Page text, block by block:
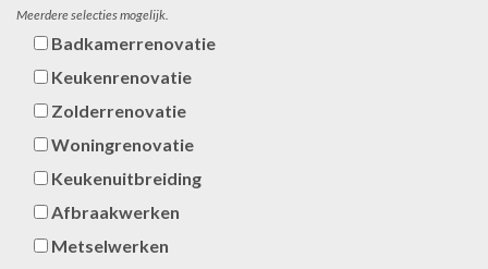
Meerdere selecties mogelijk.
Badkamerrenovatie
Keukenrenovatie
Zolderrenovatie
Woningrenovatie
Keukenuitbreiding
Afbraakwerken
Metselwerken